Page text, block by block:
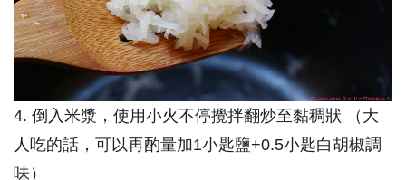
4. 倒入米漿，使用小火不停攪拌翻炒至黏稠狀 （大
人吃的話，可以再酌量加1小匙鹽+0.5小匙白胡椒調
味）